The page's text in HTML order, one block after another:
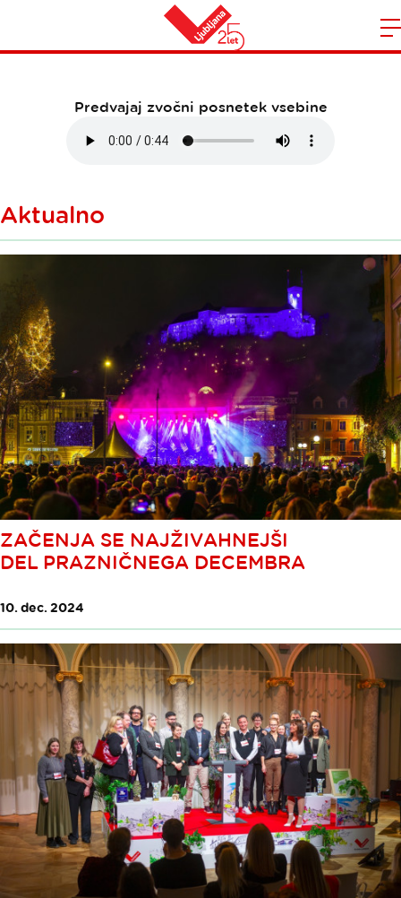
Domov
december-2024
Predvajaj zvočni posnetek vsebine
Aktualno
ZAČENJA SE NAJŽIVAHNEJŠI
DEL PRAZNIČNEGA DECEMBRA
10. dec. 2024